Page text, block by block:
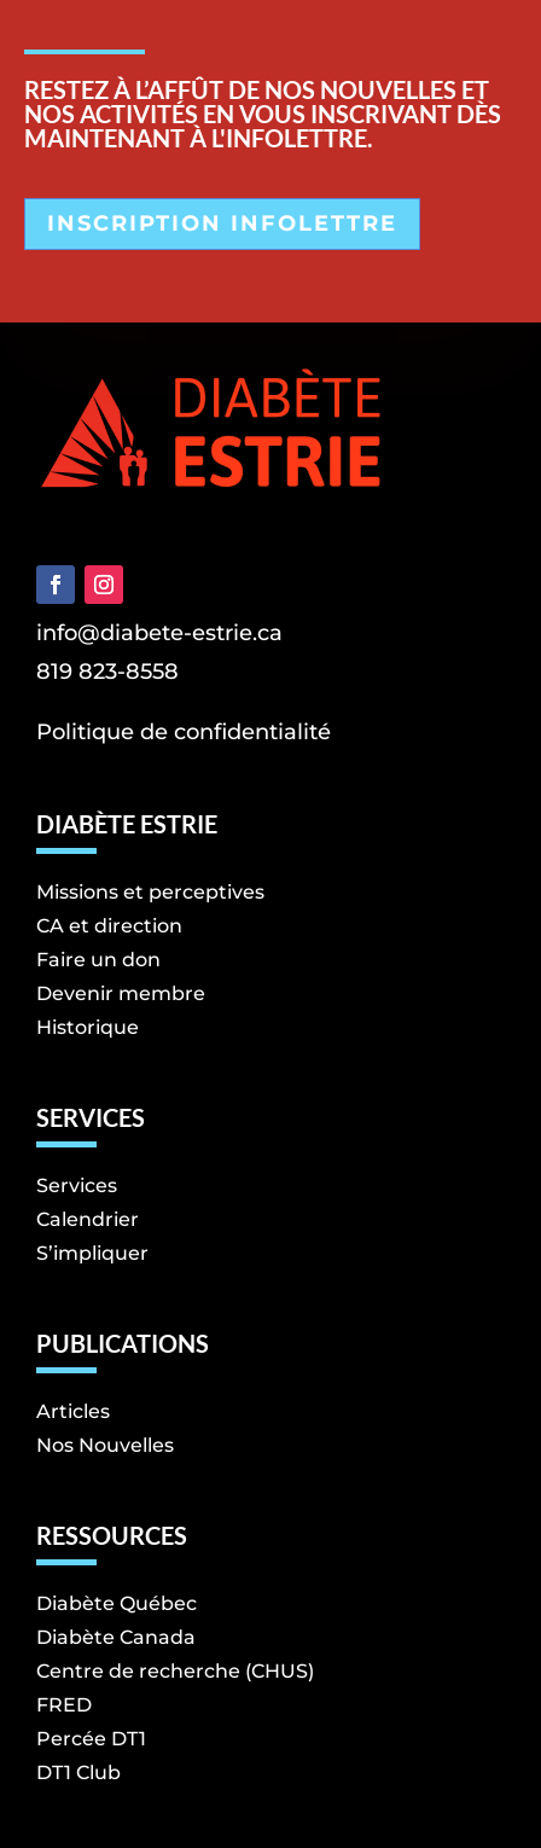
RESTEZÀ L’AFFÛT DE NOS NOUVELLES ET
NOS ACTIVITÉS EN VOUS INSCRIVANT DÈS
MAINTENANT À L'INFOLETTRE.
INSCRIPTION INFOLETTRE
info@diabete-estrie.ca
819 823-8558
Politique de confidentialité
DIABÈTE ESTRIE
Missions et perceptives
CA et direction
Faire un don
Devenir membre
Historique
SERVICES
Services
Calendrier
S’impliquer
PUBLICATIONS
Articles
Nos Nouvelles
RESSOURCES
Diabète Québec
Diabète Canada
Centre de recherche (CHUS)
FRED
Percée DT1
DT1 Club